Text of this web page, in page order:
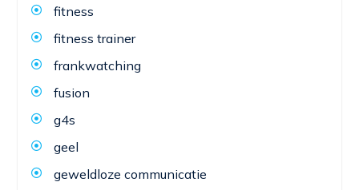
fitness
fitness trainer
frankwatching
fusion
g4s
geel
geweldloze communicatie